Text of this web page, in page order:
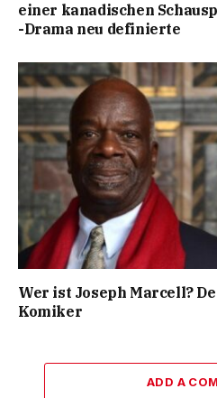
einer kanadischen
-Drama neu definierte
Wer ist Joseph Marcell?
Komiker
ADD A